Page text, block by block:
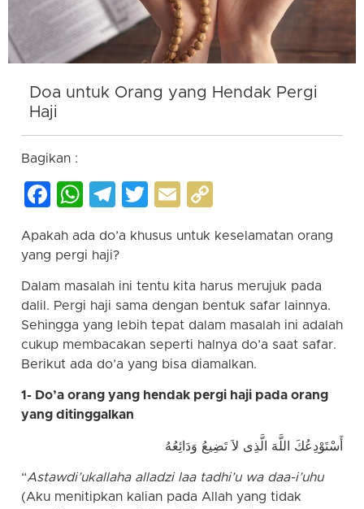
Doa untuk Orang yang Hendak Pergi
Haji
Bagikan :
Facebook
WhatsApp
Telegram
Twitter
Email
Apakah ada do’a khusus untuk keselamatan orang
yang pergi haji?
Dalam masalah ini tentu kita harus merujuk pada
dalil. Pergi haji sama dengan bentuk safar lainnya.
Sehingga yang lebih tepat dalam masalah ini adalah
cukup membacakan seperti halnya do’a saat safar.
Berikut ada do’a yang bisa diamalkan.
1- Do’a orang yang hendak pergi haji pada orang
yang ditinggalkan
أَسْتَوْدِعُكَ اللَّهَ الَّذِى لاَ تَضِيعُ وَدَائِعُهُ
“Astawdi’ukallaha alladzi laa tadhi’u wa daa-i’uhu
(Aku menitipkan kalian pada Allah yang tidak